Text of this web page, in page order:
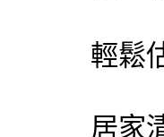
輕鬆
居家